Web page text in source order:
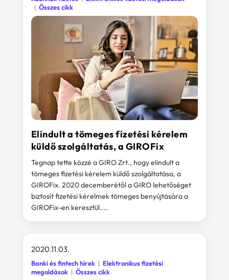
Elindult a tömeges fizetési kérelem
küldő szolgáltatás, a GIROFix
Összes cikk
Tegnap tette közzé a GIRO Zrt., hogy elindult a
tömeges fizetési kérelem küldő szolgáltatása, a
GIROFix. 2020 decemberétől a GIRO lehetőséget
biztosít fizetési kérelmek tömeges benyújtására a
GIROFix-en keresztül....
2020.11.03.
Banki és fintech hírek
Elektronikus fizetési
megoldások
Összes cikk